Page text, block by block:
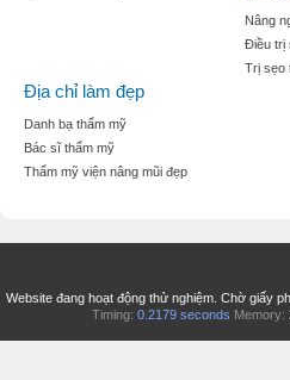
Nâng
Điều trị
Trị sẹo
Địa chỉ làm đẹp
Danh bạ thẩm mỹ
Bác sĩ thẩm mỹ
Thẩm mỹ viện nâng mũi đẹp
Website đang hoạt động thử nghiệm. Chờ giấy
Timing: 0.2179 seconds Memory: